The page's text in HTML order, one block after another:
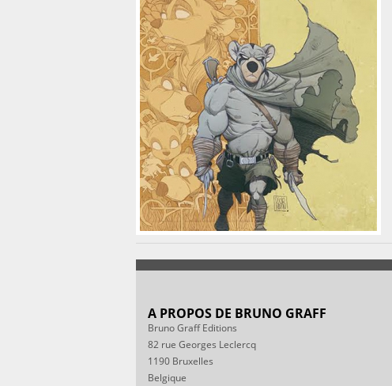
A PROPOS DE BRUNO GRAFF
Bruno Graff Editions
82 rue Georges Leclercq
1190 Bruxelles
Belgique